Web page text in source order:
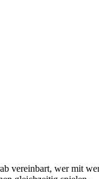
vereinbart, wer mit